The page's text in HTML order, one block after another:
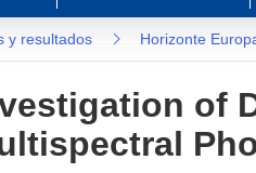
y resultados Horizonte
of